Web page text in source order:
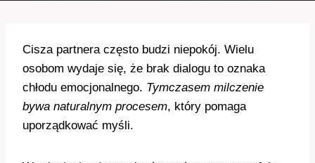
Cisza partnera często budzi niepokój. Wielu
osobom wydaje się, że brak dialogu to oznaka
chłodu emocjonalnego. Tymczasem milczenie
bywa naturalnym procesem, który pomaga
uporządkować myśli.